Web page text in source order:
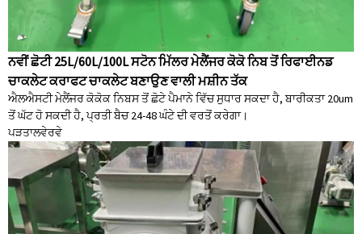
ਨਵੀਂ ਛੋਟੀ 25L/60L/100L ਸਟੋਨ ਮਿੱਲਰ ਮੇਲੈਂਜਰ ਕੋਕੋ ਨਿਬ ਤੋਂ ਰਿਫਾਈਨਡ
ਚਾਕਲੇਟ ਕਰਾਫਟ ਚਾਕਲੇਟ ਬਣਾਉਣ ਵਾਲੀ ਮਸ਼ੀਨ ਤੱਕ
ਐਲਐਸਟੀ ਮੇਲੈਂਜਰ ਕੋਕੋਕ ਨਿਬਸ ਤੋਂ ਛੋਟੇ ਪੈਮਾਨੇ ਵਿੱਚ ਸੁਧਾਰ ਸਕਦਾ ਹੈ, ਬਾਰੀਕਤਾ 20um
ਤੋਂ ਘੱਟ ਹੋ ਸਕਦੀ ਹੈ, ਪ੍ਰਤੀ ਬੈਚ 24-48 ਘੰਟੇ ਦੀ ਵਰਤੋਂ ਕਰੇਗਾ।
ਪੜਤਾਲਵੇਰਵੇ